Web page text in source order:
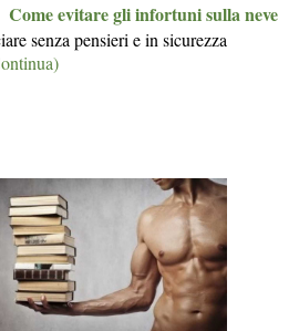
Come evitare gli infortuni sulla neve
senza pensieri e in sicurezza